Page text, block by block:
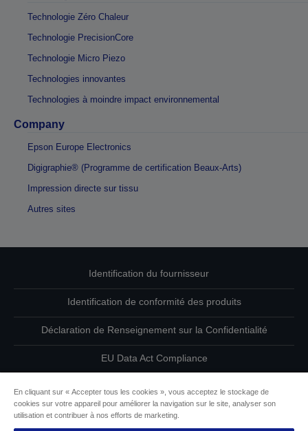
Technologie Zéro Chaleur
Technologie PrecisionCore
Technologie Micro Piezo
Technologies innovantes
Technologies à moindre impact environnemental
Company
Epson Europe Electronics
Digigraphie® (Programme de certification Beaux-Arts)
Impression directe sur tissu
Autres sites
Identification du fournisseur
Identification de conformité des produits
Déclaration de Renseignement sur la Confidentialité
EU Data Act Compliance
Informations sur les cookies
En cliquant sur « Accepter tous les cookies », vous acceptez le stockage de
cookies sur votre appareil pour améliorer la navigation sur le site, analyser son
utilisation et contribuer à nos efforts de marketing.